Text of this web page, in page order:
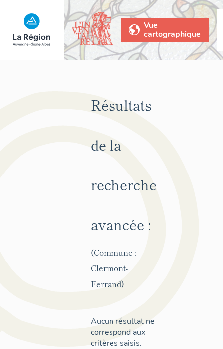
Vue
cartographique
Résultats
de la
recherche
avancée :
(Commune :
Clermont-
Ferrand)
Aucun résultat ne
correspond aux
critères saisis.